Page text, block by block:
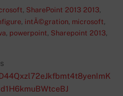
, SharePoint 2013 2013,
, intÃ©gration, microsoft,
, powerpoint, Sharepoint 2013,